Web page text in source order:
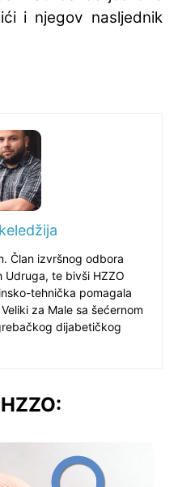
i njegov nasljednik
Član izvršnog odbora
Udruga, te bivši HZZO
tehnička pomagala
za Male sa šećernom
dijabetičkog